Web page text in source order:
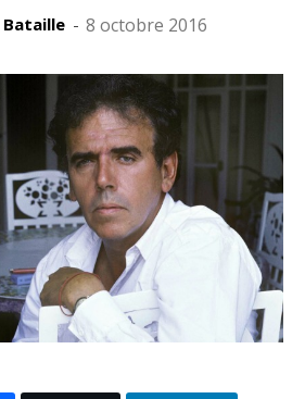
Bataille - 8 octobre 2016